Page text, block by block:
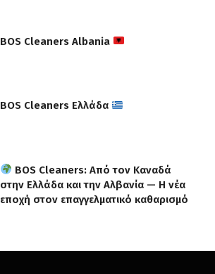
BOS Cleaners Albania
BOS Cleaners Ελλάδα
BOS Cleaners: Από τον Καναδά
στην Ελλάδα και την Αλβανία — Η νέα
εποχή στον επαγγελματικό καθαρισμό